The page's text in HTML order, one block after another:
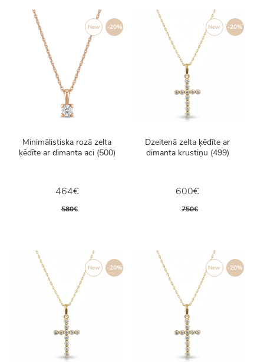
-20%
New
Minimālistiska rozā zelta
ķēdīte ar dimanta aci (500)
464€
580€
-20%
New
Dzeltenā zelta ķēdīte ar
dimanta krustiņu (499)
600€
750€
-20%
New -20%
New